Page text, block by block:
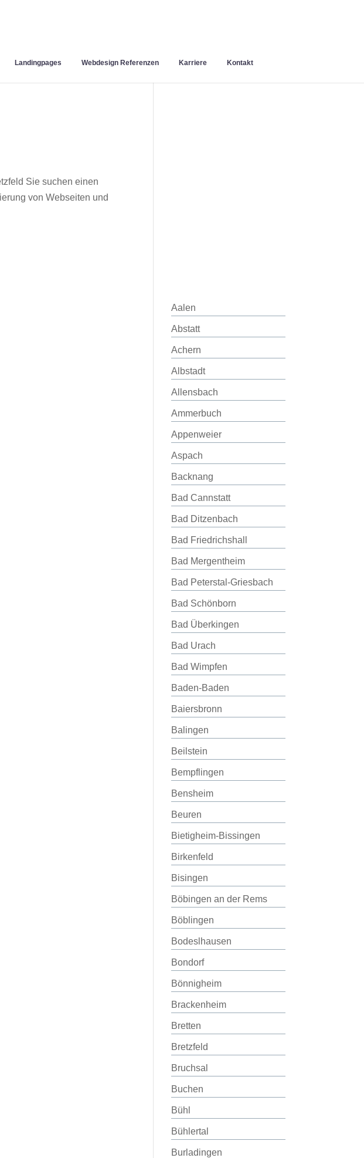
Landingpages Webdesign Referenzen Karriere Kontakt
Sie suchen einen
von Webseiten und
Aalen
Abstatt
Achern
Albstadt
Allensbach
Ammerbuch
Appenweier
Aspach
Backnang
Bad Cannstatt
Bad Ditzenbach
Bad Friedrichshall
Bad Mergentheim
Bad Peterstal-Griesbach
Bad Schönborn
Bad Überkingen
Bad Urach
Bad Wimpfen
Baden-Baden
Baiersbronn
Balingen
Beilstein
Bempflingen
Bensheim
Beuren
Bietigheim-Bissingen
Birkenfeld
Bisingen
Böbingen an der Rems
Böblingen
Bodeslhausen
Bondorf
Bönnigheim
Brackenheim
Bretten
Bretzfeld
Bruchsal
Buchen
Bühl
Bühlertal
Burladingen